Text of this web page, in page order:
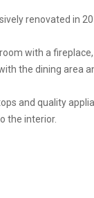
renovated in
with a
the dining area
and quality
the interior.